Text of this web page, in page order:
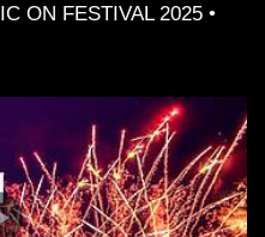
ON FESTIVAL 2025 •